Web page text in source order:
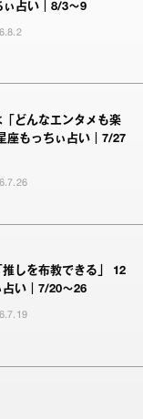
ぃ占い｜8/3～9
どんなエンタメも楽
座もっちぃ占い｜7/27
しを布教できる」 12
い｜7/20～26